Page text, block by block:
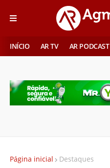
INÍCIO AR TV AR PODCAST
Página inicial Destaques